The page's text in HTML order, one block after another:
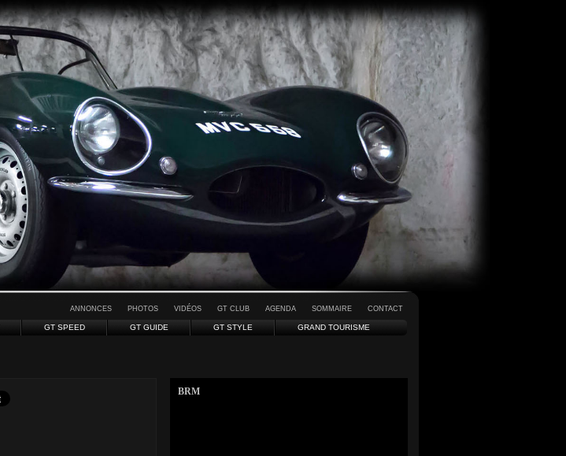
ANNONCES PHOTOS VIDÉOS GT CLUB AGENDA SOMMAIRE CONTACT
GT SPEED GT GUIDE GT STYLE GRAND TOURISME
BRM